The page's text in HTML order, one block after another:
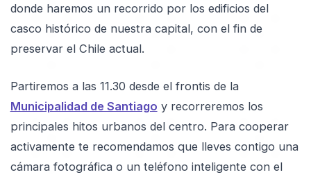
donde haremos un recorrido por los edificios del
casco histórico de nuestra capital, con el fin de
preservar el Chile actual.
Partiremos a las 11.30 desde el frontis de la
Municipalidad de Santiago y recorreremos los
principales hitos urbanos del centro. Para cooperar
activamente te recomendamos que lleves contigo una
cámara fotográfica o un teléfono inteligente con el